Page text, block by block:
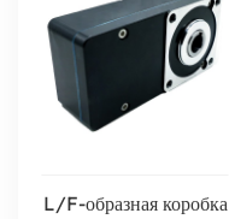
L/F-образная коробка